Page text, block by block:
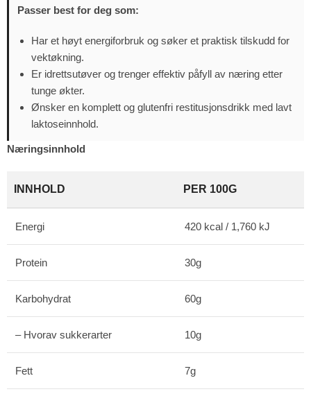
Passer best for deg som:
Har et høyt energiforbruk og søker et praktisk tilskudd for
vektøkning.
Er idrettsutøver og trenger effektiv påfyll av næring etter
tunge økter.
Ønsker en komplett og glutenfri restitusjonsdrikk med lavt
laktoseinnhold.
Næringsinnhold
INNHOLD PER 100G
Energi 420 kcal / 1,760 kJ
Protein 30g
Karbohydrat 60g
– Hvorav sukkerarter 10g
Fett 7g